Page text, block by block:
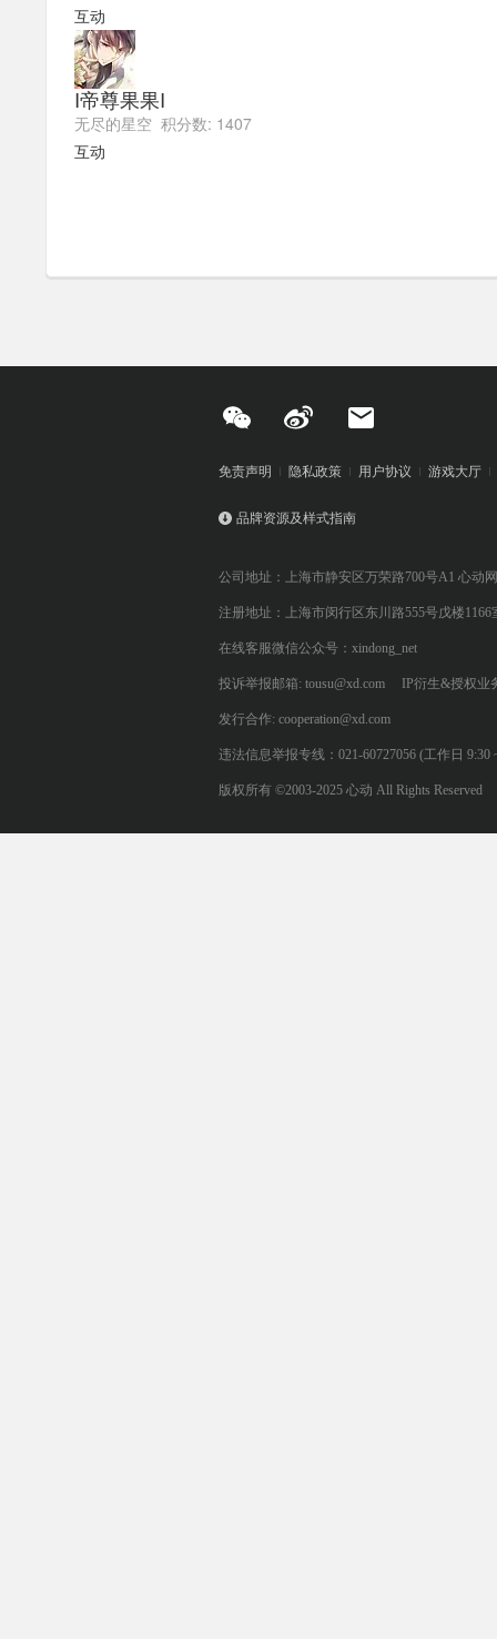
互动
I帝尊果果I
无尽的星空 积分数: 1407
互动
免责声明 隐私政策 用户协议 游戏大厅
品牌资源及样式指南
公司地址：上海市静安区万荣路700号A1 心动
注册地址：上海市闵行区东川路555号戊楼1166
在线客服微信公众号：xindong_net
投诉举报邮箱: tousu@xd.com IP衍生&授权业
发行合作: cooperation@xd.com
违法信息举报专线：021-60727056 (工作日 9:30
版权所有 ©2003-2025 心动 All Rights Reserved